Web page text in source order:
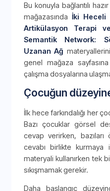
Bu konuyla bağlantılı
mağazasındaİki Heceli
Artikülasyon Terapi
Semantik Network:
Uzanan Ağ
genel mağaza
çalışma dosyalarına
Çocuğun
İlk hece farkındalığı her
Bazı çocuklar görsel
cevap verirken,
cevabı birlikte kurmaya
materyali kullanırken tek
sıkışmamak gerekir.
Daha başlangıç